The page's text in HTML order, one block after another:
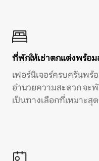
ที่พักให้เช่าตกแต่งพร้อม
เฟอร์นิเจอร์ครบครันพร้
อำนวยความสะดวก จะ
เป็นทางเลือกที่เหมาะสุ